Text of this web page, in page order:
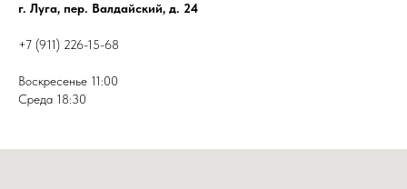
г. Луга, пер. Валдайский, д. 24
+7 (911) 226-15-68
Воскресенье 11:00
Среда 18:30